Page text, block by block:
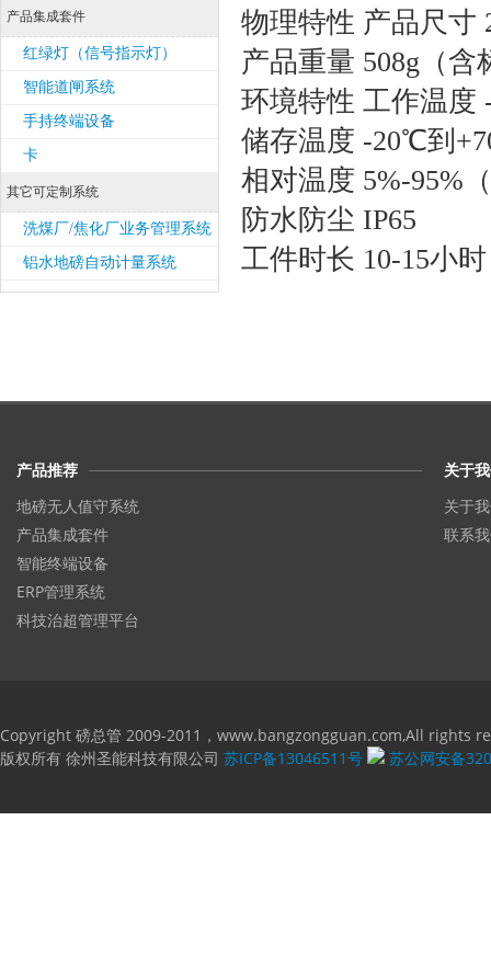
产品集成套件
红绿灯（信号指示灯）
智能道闸系统
手持终端设备
卡
其它可定制系统
洗煤厂/焦化厂业务管理系统
铝水地磅自动计量系统
物理特性 产品尺寸
产品重量 508g（含
环境特性 工作温
储存温度 -20℃到
相对温度 5%-95%
防水防尘 IP65
工件时长 10-15小时
产品推荐
地磅无人值守系统
产品集成套件
智能终端设备
ERP管理系统
科技治超管理平台
关于
关于
联系
Copyright 磅总管 2009-2011，www.bangzongguan.com,All rights
版权所有 徐州圣能科技有限公司 苏ICP备13046511号 苏公网安备